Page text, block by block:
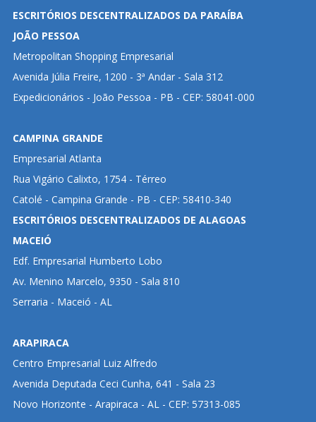
ESCRITÓRIOS DESCENTRALIZADOS DA PARAÍBA
JOÃO PESSOA
Metropolitan Shopping Empresarial
Avenida Júlia Freire, 1200 - 3ª Andar - Sala 312
Expedicionários - João Pessoa - PB - CEP: 58041-000
CAMPINA GRANDE
Empresarial Atlanta
Rua Vigário Calixto, 1754 - Térreo
Catolé - Campina Grande - PB - CEP: 58410-340
ESCRITÓRIOS DESCENTRALIZADOS DE ALAGOAS
MACEIÓ
Edf. Empresarial Humberto Lobo
Av. Menino Marcelo, 9350 - Sala 810
Serraria - Maceió - AL
ARAPIRACA
Centro Empresarial Luiz Alfredo
Avenida Deputada Ceci Cunha, 641 - Sala 23
Novo Horizonte - Arapiraca - AL - CEP: 57313-085